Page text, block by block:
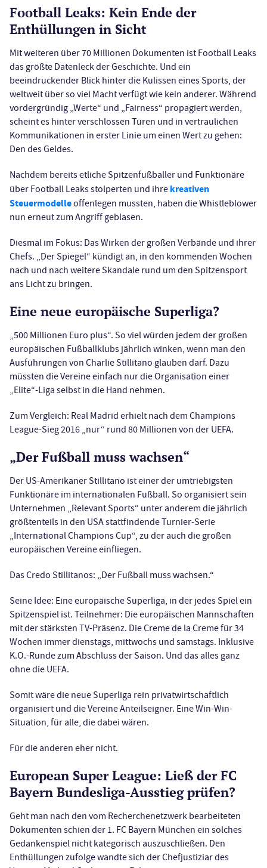
Football Leaks: Kein Ende der
Enthüllungen in Sicht
Mit weiteren über 70 Millionen Dokumenten ist Football Leaks
das größte Datenleck der Geschichte. Und ein
beeindruckender Blick hinter die Kulissen eines Sports, der
weltweit über so viel Macht verfügt wie kein anderer. Während
vordergründig „Werte“ und „Fairness“ propagiert werden,
scheint es hinter verschlossen Türen und in vertraulichen
Kommunikationen in erster Linie um einen Wert zu gehen:
Den des Geldes.
Nachdem bereits etliche Spitzenfußballer und Funktionäre
über Football Leaks stolperten und ihre kreativen
Steuermodelleoffenlegen mussten, haben die Whistleblower
nun erneut zum Angriff geblasen.
Diesmal im Fokus: Das Wirken der großen Verbände und ihrer
Chefs. „Der Spiegel“ kündigt an, in den kommenden Wochen
nach und nach weitere Skandale rund um den Spitzensport
ans Licht zu bringen.
Eine neue europäische Superliga?
„500 Millionen Euro plus“. So viel würden jedem der großen
europäischen Fußballklubs jährlich winken, wenn man den
Ausführungen von Charlie Stillitano glauben darf. Dazu
müssten die Vereine einfach nur die Organisation einer
„Elite“-Liga selbst in die Hand nehmen.
Zum Vergleich: Real Madrid erhielt nach dem Champions
League-Sieg 2016 „nur“ rund 80 Millionen von der UEFA.
„Der Fußball muss wachsen“
Der US-Amerikaner Stillitano ist einer der umtriebigsten
Funktionäre im internationalen Fußball. So organisiert sein
Unternehmen „Relevant Sports“ unter anderem die jährlich
größtenteils in den USA stattfindende Turnier-Serie
„International Champions Cup“, zu der auch die großen
europäischen Vereine einfliegen.
Das Credo Stillitanos: „Der Fußball muss wachsen.“
Seine Idee: Eine europäische Superliga, in der jedes Spiel ein
Spitzenspiel ist. Teilnehmer: Die europäischen Mannschaften
mit der stärksten TV-Präsenz. Die Creme de la Creme für 34
Wochen immer dienstags, mittwochs und samstags. Inklusive
K.O.-Runde zum Abschluss der Saison. Und das alles ganz
ohne die UEFA.
Somit wäre die neue Superliga rein privatwirtschaftlich
organisiert und die Vereine Anteilseigner. Eine Win-Win-
Situation, für alle, die dabei wären.
Für die anderen eher nicht.
European Super League: Ließ der FC
Bayern Bundesliga-Ausstieg prüfen?
Geht man nach den vom Recherchenetzwerk bearbeiteten
Dokumenten schien der 1. FC Bayern München ein solches
Gedankenspiel nicht kategorisch auszuschließen. Den
Enthüllungen zufolge wandte sich der Chefjustiziar des